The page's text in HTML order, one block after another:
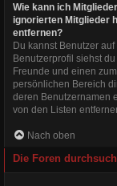
Wie kann ich
ignorierten Mitglieder
entfernen?
Du kannst Benutzer
Benutzerprofil siehst
Freunde und einen
persönlichen Bereich
deren Benutzernamen
von den Listen
Nach oben
Die Foren